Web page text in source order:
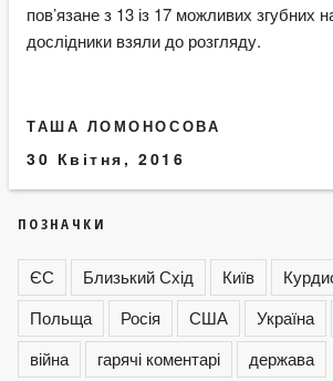
пов’язане з 13 із 17 можливих згубних
дослідники взяли до розгляду.
ТАША ЛОМОНОСОВА
30 Квітня, 2016
ПОЗНАЧКИ
ЄС Близький Схід Київ
Польща
Росія США Україна
війна
гарячі коментарі держава